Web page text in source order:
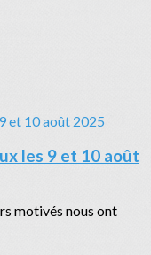
les 9 et 10 août
motivés nous ont